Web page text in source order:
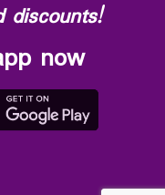
discounts!
now